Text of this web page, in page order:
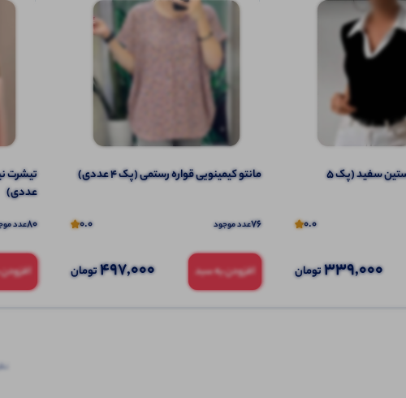
پلوشرت یقه و سر استین سفید (پک 5
0.0
339,000تومان
مانتو کیمینویی قواره رستمی (پک 4 عددی)
76عدد موجود 0.0
افزودن به سبد 497,000تومان
عددی)
80عدد